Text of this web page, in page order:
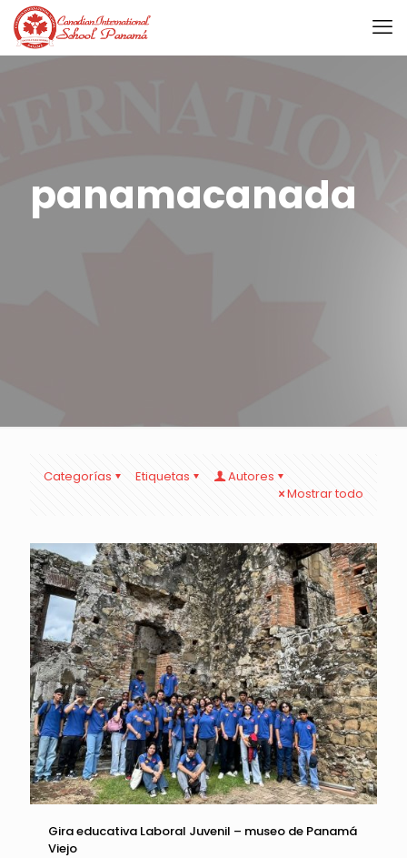
panamacanada
Categorías Etiquetas
Autores
Mostrar todo
Gira educativa Laboral Juvenil – museo de Panamá
Viejo